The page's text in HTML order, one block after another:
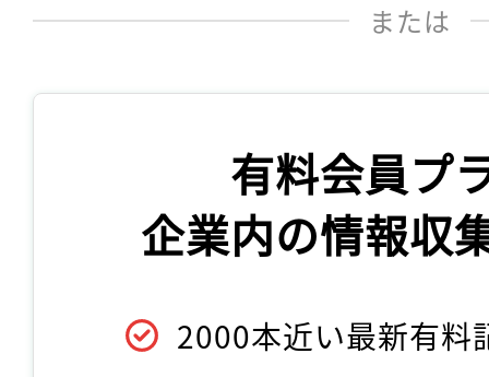
または
有料会員プ
企業内の情報収
2000本近い最新有料